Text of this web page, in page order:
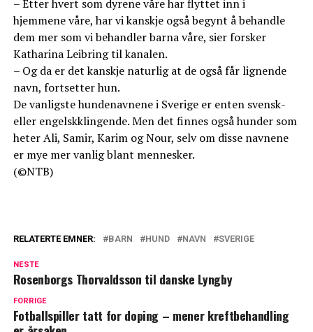
– Etter hvert som dyrene våre har flyttet inn i
hjemmene våre, har vi kanskje også begynt å behandle
dem mer som vi behandler barna våre, sier forsker
Katharina Leibring til kanalen.
– Og da er det kanskje naturlig at de også får lignende
navn, fortsetter hun.
De vanligste hundenavnene i Sverige er enten svensk-
eller engelskklingende. Men det finnes også hunder som
heter Ali, Samir, Karim og Nour, selv om disse navnene
er mye mer vanlig blant mennesker.
(©NTB)
RELATERTE EMNER: BARN HUND NAVN SVERIGE
NESTE
Rosenborgs Thorvaldsson til danske Lyngby
FORRIGE
Fotballspiller tatt for doping – mener kreftbehandling